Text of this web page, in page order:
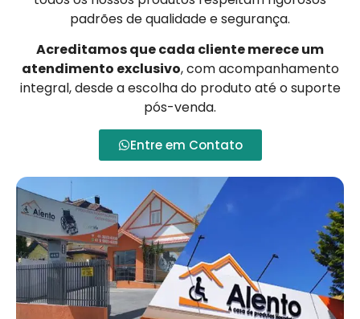
padrões de qualidade e segurança.
Acreditamos que cada cliente merece um
atendimento exclusivo, com acompanhamento
integral, desde a escolha do produto até o suporte
pós-venda.
Entre em Contato